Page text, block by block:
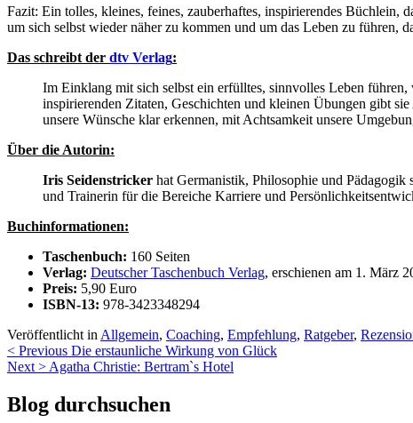
Fazit: Ein tolles, kleines, feines, zauberhaftes, inspirierendes Büchlein,
um sich selbst wieder näher zu kommen und um das Leben zu
Das schreibt der dtv Verlag:
Im Einklang mit sich selbst ein erfülltes, sinnvolles Leben
inspirierenden Zitaten, Geschichten und kleinen Übungen gibt
unsere Wünsche klar erkennen, mit Achtsamkeit unsere
Über die Autorin:
Iris Seidenstricker hat Germanistik, Philosophie und Pädagogik
und Trainerin für die Bereiche Karriere und
Buchinformationen:
Taschenbuch: 160 Seiten
Verlag: Deutscher Taschenbuch Verlag, erschienen am 1. März
Preis: 5,90 Euro
ISBN-13: 978-3423348294
Veröffentlicht in Allgemein, Coaching, Empfehlung, Ratgeber,
Beitragsnavigation
< Previous Die erstaunliche Wirkung von Glück
Next > Agatha Christie: Bertram`s Hotel
Blog durchsuchen